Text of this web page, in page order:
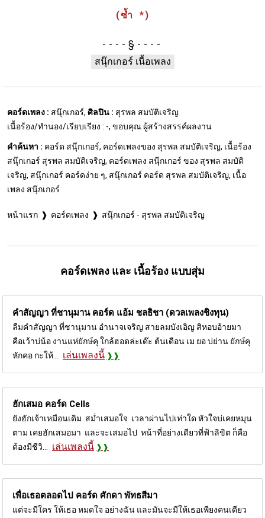
(ซ้ำ *)
§
สนุ๊กเกอร์ เนื้อเพลง
คอร์ดเพลง : สนุ๊กเกอร์, ศิลปิน : สุรพล สมบัติเจริญ
เนื้อร้อง/ทำนอง/เรียบเรียง : -, ขอบคุณ ผู้สร้างสรรค์ผลงาน
คำค้นหา : คอร์ด สนุ๊กเกอร์, คอร์ดเพลงของ สุรพล สมบัติเจริญ, เนื้อร้อง
สนุ๊กเกอร์ สุรพล สมบัติเจริญ, คอร์ดเพลง สนุ๊กเกอร์ ของ สุรพล สมบัติ
เจริญ, สนุ๊กเกอร์ คอร์ดง่าย ๆ, สนุ๊กเกอร์ คอร์ด สุรพล สมบัติเจริญ, เนื้อ
เพลง สนุ๊กเกอร์
หน้าแรก คอร์ดเพลง สนุ๊กเกอร์ - สุรพล สมบัติเจริญ
คอร์ดเพลง และ เนื้อร้อง แบบสุ่ม
คำสัญญา ที่ชานุมาน คอร์ด แอ้ม ชลธิชา (ดวลเพลงชิงทุน)
ลืมคำสัญญา ที่ชานุมาน อำนาจเจริญ สายลมบังเอิญ สิหอบอ้ายมา
คือเว้าบ่น้อ งานแห่ยักษ์คุ ใกล้ฮอดล่ะเด๊ะ ต้นเดือน เม ยอ บ่ย่าน ยักษ์คุ
หักคอ กะให้...
เล่นเพลงนี้
ฮักเสมอ คอร์ด Cells
ยังฮักเจ้าเหมือนเดิม สม่ำเสมอใจ เวลาผ่านไปเท่าใด หัวใจบ่เคยหมุน
ตาม เคยฮักเสมอมา และจะเสมอไป หน้าที่อย่างเดียวที่ฟ้าลิขิต ก็คือ
ต้องมีชีวิ...
เล่นเพลงนี้
เพื่อเธอตลอดไป คอร์ด ศักดา พัทธสีมา
แต่จะมีใคร ให้เธอ หมดใจ อย่างฉัน และมันจะมีให้เธอเพียงคนเดียว